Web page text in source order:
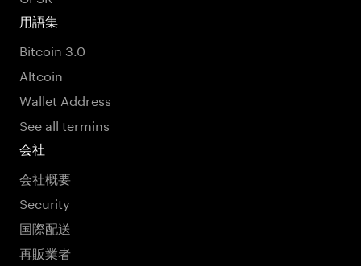
用語集
Bitcoin 3.0
Altcoin
Wallet Address
See all termins
会社
会社概要
Security
国際配送
再販業者